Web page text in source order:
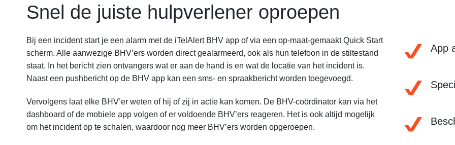
Snel de juiste hulpverlener oproepen
Bij een incident start je een alarm met de iTelAlert BHV app of via een op-maat-gemaakt Quick Start
scherm. Alle aanwezige BHV’ers worden direct gealarmeerd, ook als hun telefoon in de stiltestand
staat. In het bericht zien ontvangers wat er aan de hand is en wat de locatie van het incident is.
Naast een pushbericht op de BHV app kan een sms- en spraakbericht worden toegevoegd.
Vervolgens laat elke BHV’er weten of hij of zij in actie kan komen. De BHV-coördinator kan via het
dashboard of de mobiele app volgen of er voldoende BHV’ers reageren. Het is ook altijd mogelijk
om het incident op te schalen, waardoor nog meer BHV’ers worden opgeroepen.
App